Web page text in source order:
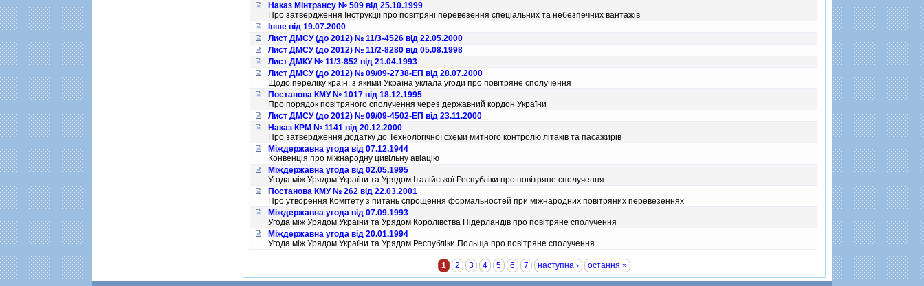
Наказ Мінтрансу № 509 від 25.10.1999
Про затвердження Iнструкцiї про повiтрянi перевезення спецiальних та небезпечних вантажiв
Інше від 19.07.2000
Лист ДМСУ (до 2012) № 11/3-4526 від 22.05.2000
Лист ДМСУ (до 2012) № 11/2-8280 від 05.08.1998
Лист ДМКУ № 11/3-852 від 21.04.1993
Лист ДМСУ (до 2012) № 09/09-2738-ЕП від 28.07.2000
Щодо перелiку країн, з якими Україна уклала угоди про повiтряне сполучення
Постанова КМУ № 1017 від 18.12.1995
Про порядок повiтряного сполучення через державний кордон України
Лист ДМСУ (до 2012) № 09/09-4502-ЕП від 23.11.2000
Наказ КРМ № 1141 від 20.12.2000
Про затвердження додатку до Технологiчної схеми митного контролю лiтакiв та пасажирiв
Міждержавна угода від 07.12.1944
Конвенцiя про мiжнародну цивiльну авiацiю
Міждержавна угода від 02.05.1995
Угода мiж Урядом України та Урядом Iталiйської Республiки про повiтряне сполучення
Постанова КМУ № 262 від 22.03.2001
Про утворення Комiтету з питань спрощення формальностей при мiжнародних повiтряних перевезеннях
Міждержавна угода від 07.09.1993
Угода мiж Урядом України та Урядом Королiвства Нiдерландiв про повiтряне сполучення
Міждержавна угода від 20.01.1994
Угода мiж Урядом України та Урядом Республiки Польща про повiтряне сполучення
1 2 3 4 5 6 7 наступна › остання »